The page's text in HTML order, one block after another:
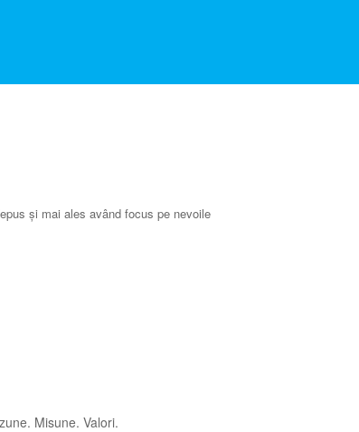
și mai ales având focus pe nevoile
Misune. Valori.